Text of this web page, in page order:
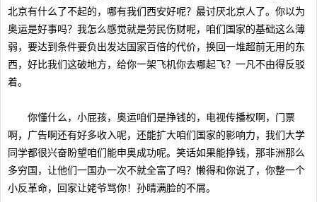
北京有什么了不起的，哪有我们西安好呢？最讨厌北京人了。你以为
奥运是好事吗？我怎么感觉就是劳民伤财呢，咱们国家的基础这么薄
弱，要达到条件要负出发达国家百倍的代价，换回一堆超前无用的东
西，好比我们这破地方，给你一架飞机你去哪起飞？一凡不由得反驳
着。
你懂什么，小屁孩，奥运咱们是挣钱的，电视传播权啊，门票
啊，广告啊还有好多收入呢，还能扩大咱们国家的影响力，我们大学
同学都很兴奋盼望咱们能申奥成功呢。笑话如果能挣钱，那非洲那么
多穷国，让他们一国办一次不就全富了吗？懒得和你说了，你整一个
小反革命，回家让姥爷骂你！孙晴满脸的不屑。